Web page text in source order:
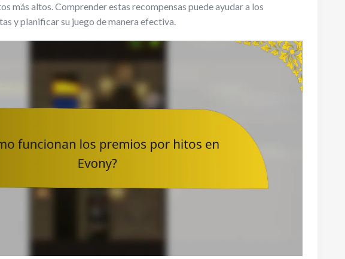
más altos. Comprender estas recompensas puede ayudar a los
y planificar su juego de manera efectiva.